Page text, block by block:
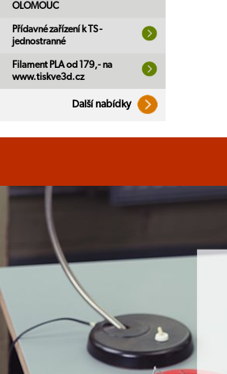
OLOMOUC
Přídavné zařízení k TS -
jednostranné
Filament PLA od 179,- na
www.tiskve3d.cz
Další nabídky